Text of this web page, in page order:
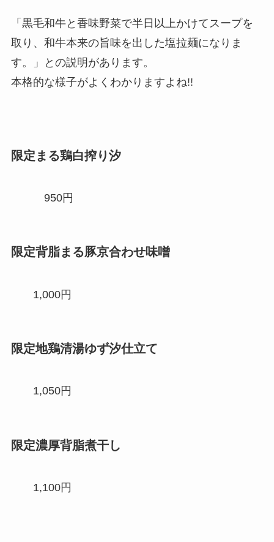
「黒毛和牛と香味野菜で半日以上かけてスープを
取り、和牛本来の旨味を出した塩拉麺になりま
す。」との説明があります。
本格的な様子がよくわかりますよね!!
限定まる鶏白搾り汐
950円
限定背脂まる豚京合わせ味噌
1,000円
限定地鶏清湯ゆず汐仕立て
1,050円
限定濃厚背脂煮干し
1,100円